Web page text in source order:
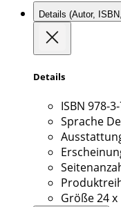
Details (Autor,
Details
ISBN 978-
Sprache
Größe24 x